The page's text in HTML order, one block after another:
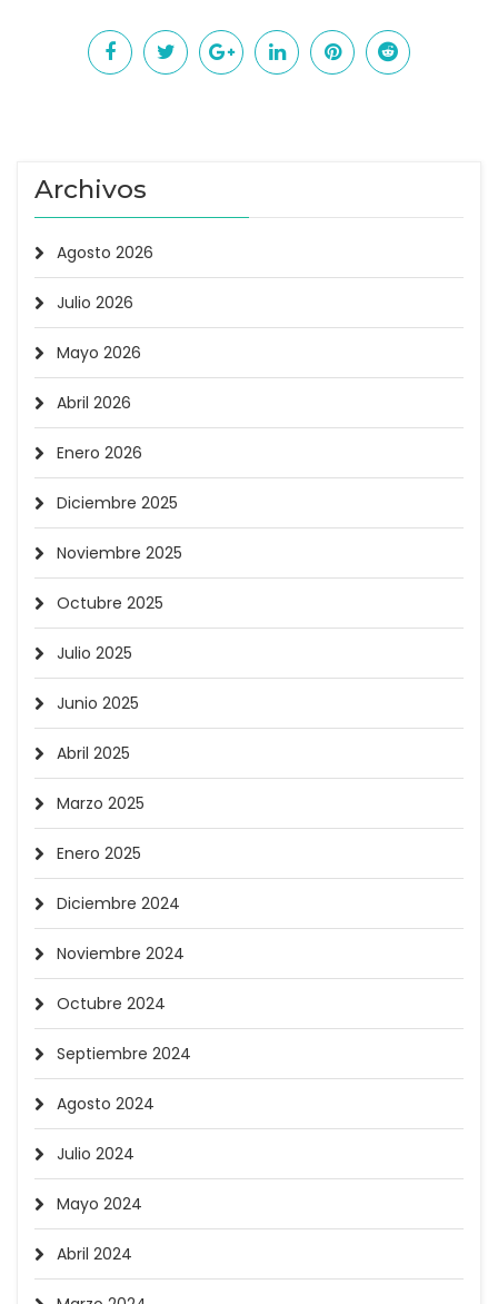
Archivos
Agosto 2026
Julio 2026
Mayo 2026
Abril 2026
Enero 2026
Diciembre 2025
Noviembre 2025
Octubre 2025
Julio 2025
Junio 2025
Abril 2025
Marzo 2025
Enero 2025
Diciembre 2024
Noviembre 2024
Octubre 2024
Septiembre 2024
Agosto 2024
Julio 2024
Mayo 2024
Abril 2024